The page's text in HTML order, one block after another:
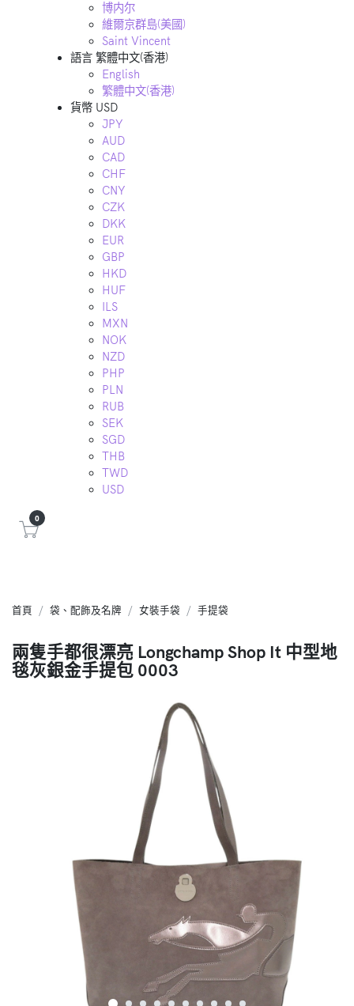
博内尔
維爾京群島(美國)
Saint Vincent
語言 繁體中文(香港)
English
繁體中文(香港)
貨幣 USD
JPY
AUD
CAD
CHF
CNY
CZK
DKK
EUR
GBP
HKD
HUF
ILS
MXN
NOK
NZD
PHP
PLN
RUB
SEK
SGD
THB
TWD
USD
0
首頁 袋、配飾及名牌 女裝手袋 手提袋
兩隻手都很漂亮 Longchamp Shop It 中型地
毯灰銀金手提包 0003